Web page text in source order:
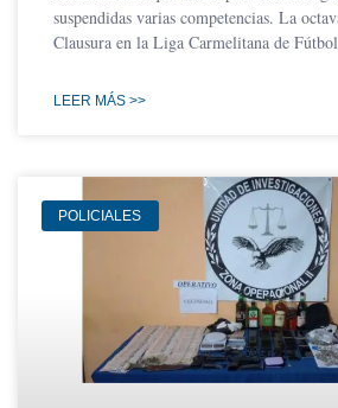
suspendidas varias competencias. La
Clausura en la Liga Carmelitana de
LEER MÁS >>
POLICIALES